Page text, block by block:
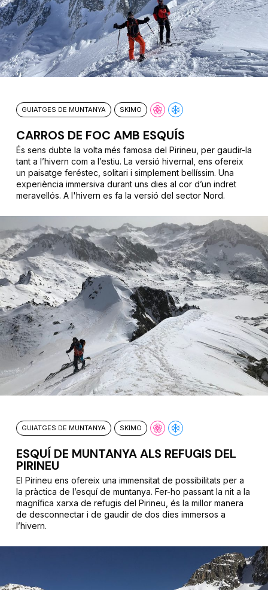
GUIATGES DE MUNTANYA SKIMO
CARROS DE FOC AMB ESQUÍS
És sens dubte la volta més famosa del Pirineu, per gaudir-la
tant a l’hivern com a l’estiu. La versió hivernal, ens ofereix
un paisatge feréstec, solitari i simplement bellíssim. Una
experiència immersiva durant uns dies al cor d’un indret
meravellós. A l'hivern es fa la versió del sector Nord.
GUIATGES DE MUNTANYA SKIMO
ESQUÍ DE MUNTANYA ALS REFUGIS DEL
PIRINEU
El Pirineu ens ofereix una immensitat de possibilitats per a
la pràctica de l’esquí de muntanya. Fer-ho passant la nit a la
magnífica xarxa de refugis del Pirineu, és la millor manera
de desconnectar i de gaudir de dos dies immersos a
l’hivern.